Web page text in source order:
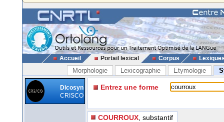
Accueil Portail lexical Corpus
Morphologie Lexicographie Etymologie
Dicosyn
CRISCO
Entrez une forme
COURROUX , substantif